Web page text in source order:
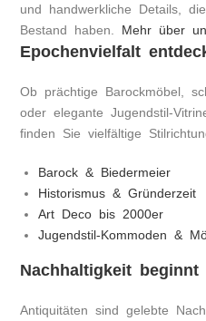
und handwerkliche Details,
Bestand haben. Mehr über
Epochenvielfalt
Ob prächtige Barockmöbel,
oder elegante Jugendstil-
finden Sie vielfältige
Barock & Biedermeier
Historismus & Gründerzeit
Art Deco bis 2000er
Jugendstil-Kommoden &
Nachhaltigkeit
Antiquitäten sind gelebte